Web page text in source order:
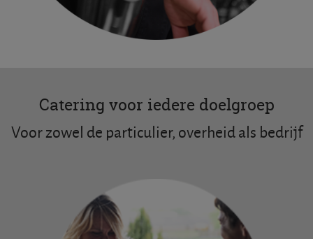
Catering voor iedere doelgroep
Voor zowel de particulier, overheid als bedrijf